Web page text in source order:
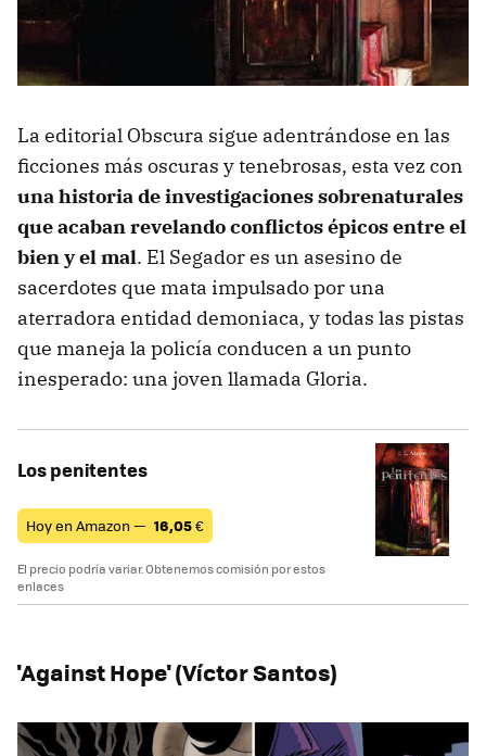
La editorial Obscura sigue adentrándose en las
ficciones más oscuras y tenebrosas, esta vez con
una historia de investigaciones sobrenaturales
que acaban revelando conflictos épicos entre el
bien y el mal. El Segador es un asesino de
sacerdotes que mata impulsado por una
aterradora entidad demoniaca, y todas las pistas
que maneja la policía conducen a un punto
inesperado: una joven llamada Gloria.
Los penitentes
Hoy en Amazon — 16,05€
El precio podría variar. Obtenemos comisión por estos
enlaces
'Against Hope' (Víctor Santos)